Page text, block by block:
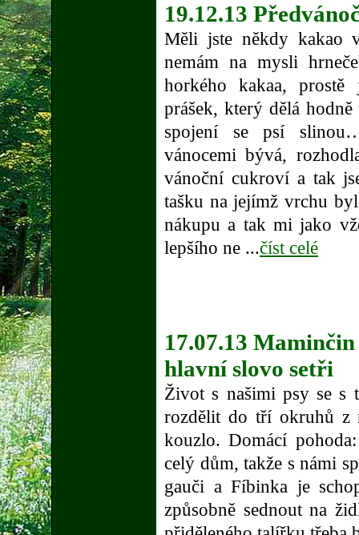
19.12.13
Měli jste někdy kakao
nemám na mysli
horkého kakaa,
prášek, který dělá
spojení se psí
vánocemi bývá,
vánoční cukroví a tak
tašku na jejímž vrchu
nákupu a tak mi jako
lepšího ne ...číst celé
17.07.13
hlavní slovo setři
Život s našimi psy se s
rozdělit do tří okruhů z
kouzlo. Domácí
celý dům, takže s námi
gauči a Fíbinka je
způsobně sednout na